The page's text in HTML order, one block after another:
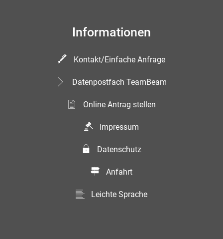
Informationen
Kontakt/Einfache Anfrage
Datenpostfach TeamBeam
Online Antrag stellen
Impressum
Datenschutz
Anfahrt
Leichte Sprache